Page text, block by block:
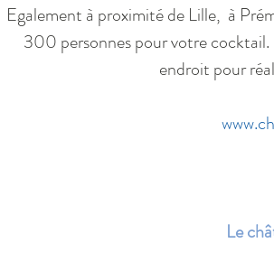
Egalement à proximité de Lille,  à
300 personnes pour votre cocktail.
endroit pour
Le